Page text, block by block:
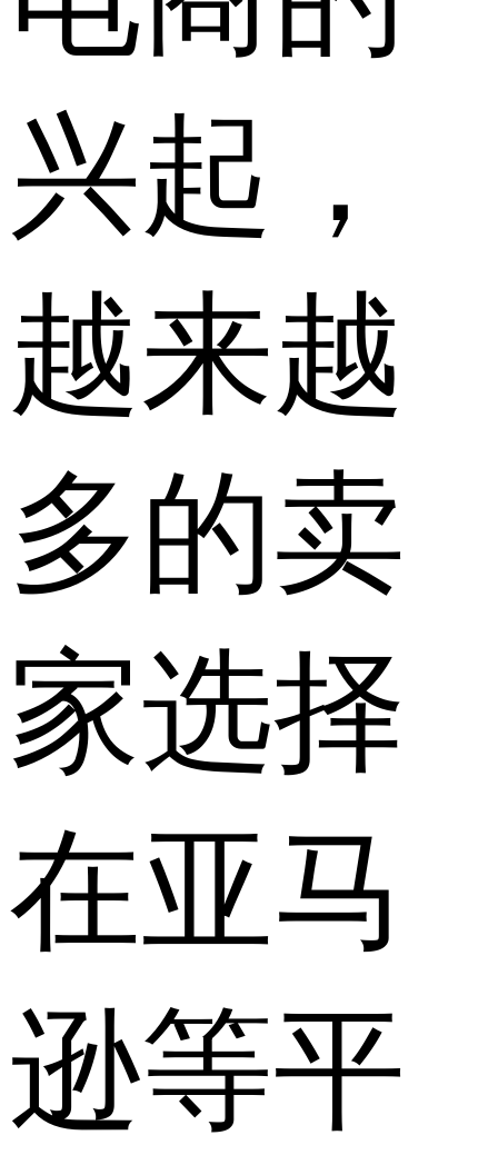
兴起，
越来越
多的卖
家选择
在亚马
逊等平